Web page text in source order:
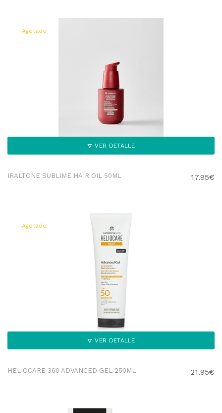
Agotado
VER DETALLE
IRALTONE SUBLIME HAIR OIL 50ML 17.95€
Agotado
VER DETALLE
HELIOCARE 360 ADVANCED GEL 250ML 21.95€